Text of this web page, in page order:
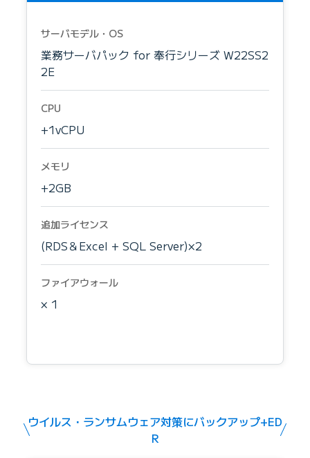
サーバモデル・OS
業務サーバパック for 奉行シリーズ W22SS2
2E
CPU
+1vCPU
メモリ
+2GB
追加ライセンス
(RDS＆Excel + SQL Server)×2
ファイアウォール
× 1
ウイルス・ランサムウェア対策にバックアップ+ED
R